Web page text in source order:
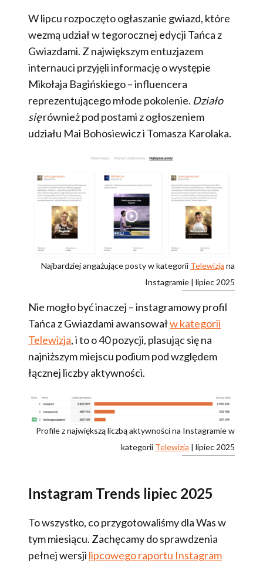
W lipcu rozpoczęto ogłaszanie gwiazd, które
wezmą udział w tegorocznej edycji Tańca z
Gwiazdami. Z największym entuzjazem
internauci przyjęli informację o występie
Mikołaja Bagińskiego – influencera
reprezentującego młode pokolenie. Działo
sięrównież pod postami z ogłoszeniem
udziału Mai Bohosiewicz i Tomasza Karolaka.
Najbardziej angażujące posty w kategorii Telewizja na
Instagramie | lipiec 2025
Nie mogło być inaczej – instagramowy profil
Tańca z Gwiazdami awansowałw kategorii
Telewizja, i to o 40 pozycji, plasując się na
najniższym miejscu podium pod względem
łącznej liczby aktywności.
Profile z największą liczbą aktywności na Instagramie w
kategorii Telewizja | lipiec 2025
Instagram Trends lipiec 2025
To wszystko, co przygotowaliśmy dla Was w
tym miesiącu. Zachęcamy do sprawdzenia
pełnej wersji lipcowego raportu Instagram